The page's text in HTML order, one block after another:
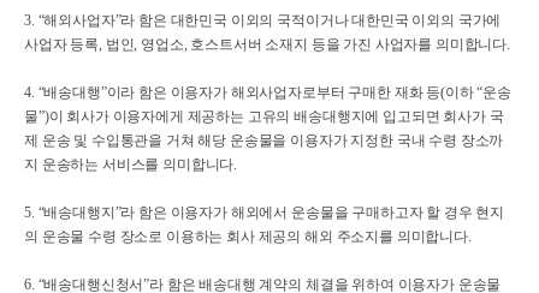
3. “해외사업자”라 함은 대한민국 이외의 국적이거나 대한민국 이외의 국가에
사업자 등록, 법인, 영업소, 호스트서버 소재지 등을 가진 사업자를 의미합니다.
4. “배송대행”이라 함은 이용자가 해외사업자로부터 구매한 재화 등(이하 “운송
물”)이 회사가 이용자에게 제공하는 고유의 배송대행지에 입고되면 회사가 국
제 운송 및 수입통관을 거쳐 해당 운송물을 이용자가 지정한 국내 수령 장소까
지 운송하는 서비스를 의미합니다.
5. “배송대행지”라 함은 이용자가 해외에서 운송물을 구매하고자 할 경우 현지
의 운송물 수령 장소로 이용하는 회사 제공의 해외 주소지를 의미합니다.
6. “배송대행신청서”라 함은 배송대행 계약의 체결을 위하여 이용자가 운송물